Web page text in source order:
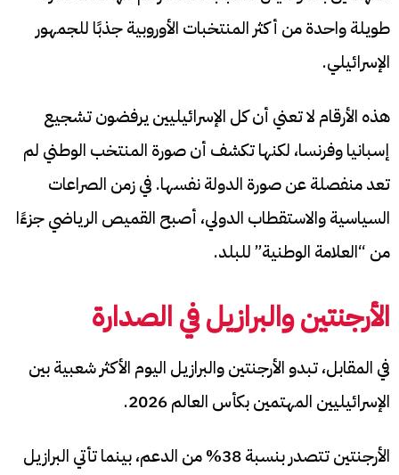
طويلة واحدة من أكثر المنتخبات الأوروبية جذبًا للجمهور
الإسرائيلي.
هذه الأرقام لا تعني أن كل الإسرائيليين يرفضون تشجيع
إسبانيا وفرنسا، لكنها تكشف أن صورة المنتخب الوطني لم
تعد منفصلة عن صورة الدولة نفسها. في زمن الصراعات
السياسية والاستقطاب الدولي، أصبح القميص الرياضي جزءًا
من “العلامة الوطنية” للبلد.
الأرجنتين والبرازيل في الصدارة
في المقابل، تبدو الأرجنتين والبرازيل اليوم الأكثر شعبية بين
الإسرائيليين المهتمين بكأس العالم 2026.
الأرجنتين تتصدر بنسبة 38% من الدعم، بينما تأتي البرازيل